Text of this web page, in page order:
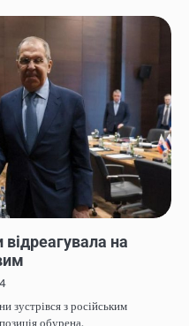
на
зустрівся з російським
обурена.